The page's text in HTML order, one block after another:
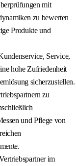
mit
zu bewerten
Produkte und
Service,
hohe Zufriedenheit
sicherzustellen.
zu
und Pflege von
im